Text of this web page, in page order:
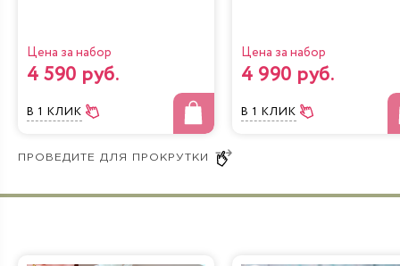
Йогуртовый с
Цена за набор
4 590 руб.
В 1 КЛИК
Цена за набор
4 990 руб.
В 1 КЛИК